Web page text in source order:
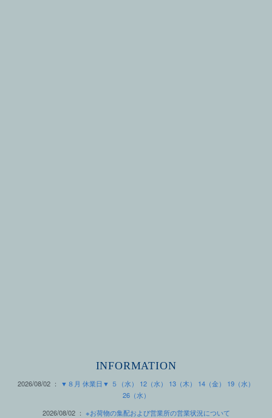
INFORMATION
2026/08/02 ：
▼８月 休業日▼ ５（水） 12（水） 13（木） 14（金） 19（水）
26（水）
2026/08/02 ： ※お荷物の集配および営業所の営業状況について